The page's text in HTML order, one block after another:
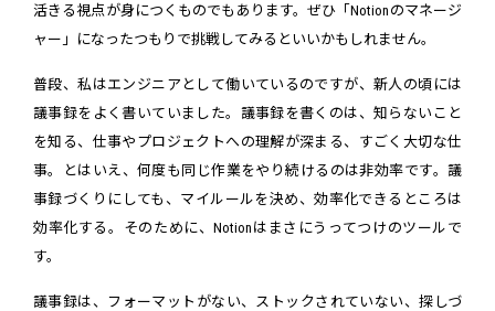
活きる視点が身につくものでもあります。ぜひ「Notionのマネージ
ャー」になったつもりで挑戦してみるといいかもしれません。
普段、私はエンジニアとして働いているのですが、新人の頃には
議事録をよく書いていました。議事録を書くのは、知らないこと
を知る、仕事やプロジェクトへの理解が深まる、すごく大切な仕
事。とはいえ、何度も同じ作業をやり続けるのは非効率です。議
事録づくりにしても、マイルールを決め、効率化できるところは
効率化する。そのために、Notionはまさにうってつけのツールで
す。
議事録は、フォーマットがない、ストックされていない、探しづ